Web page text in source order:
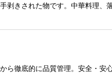
剥きされた物です。中華料理
ら徹底的に品質管理。安全・